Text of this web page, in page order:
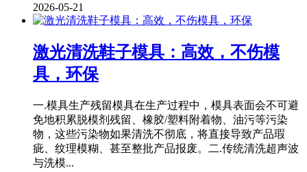
2026-05-21
激光清洗鞋子模具：高效，不伤模
具，环保
一.模具生产残留模具在生产过程中，模具表面会不可避
免地积累脱模剂残留、橡胶/塑料附着物、油污等污染
物，这些污染物如果清洗不彻底，将直接导致产品瑕
疵、纹理模糊、甚至整批产品报废。二.传统清洗超声波
与洗模...